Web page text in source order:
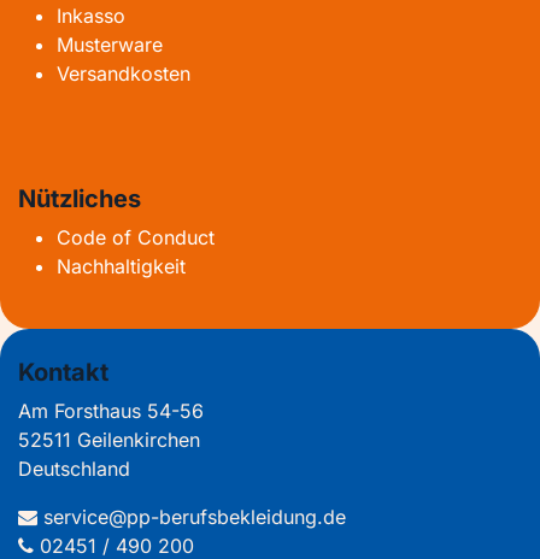
Inkasso
Musterware
Versandkosten
Nützliches
Code of Conduct
Nachhaltigkeit
Kontakt
Am Forsthaus 54-56
52511 Geilenkirchen
Deutschland
service@pp-berufsbekleidung.de
02451 / 490 200